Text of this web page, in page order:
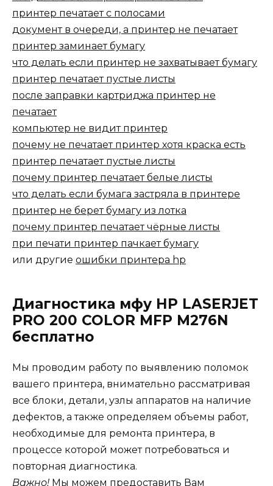
принтер печатает с полосами
документ в очереди, а принтер не печатает
принтер заминает бумагу
что делать если принтер не захватывает бумагу
принтер печатает пустые листы
после заправки картриджа принтер не
печатает
компьютер не видит принтер
почему не печатает принтер хотя краска есть
принтер печатает пустые листы
почему принтер печатает белые листы
что делать если бумага застряла в принтере
принтер не берет бумагу из лотка
почему принтер печатает чёрные листы
при печати принтер пачкает бумагу
или другие ошибки принтера hp
Диагностика мфу HP LASERJET
PRO 200 COLOR MFP M276N
бесплатно
Мы проводим работу по выявлению поломок
вашего принтера, внимательно рассматривая
все блоки, детали, узлы аппаратов на наличие
дефектов, а также определяем объемы работ,
необходимые для ремонта принтера, в
процессе которой может потребоваться и
повторная диагностика.
Важно! Мы можем предоставить Вам